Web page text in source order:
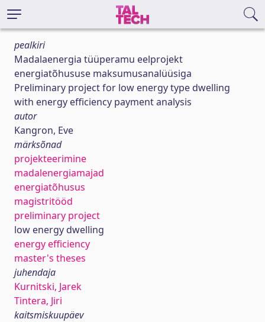
pealkiri
Madalaenergia tüüperamu eelprojekt
energiatõhususe maksumusanalüüsiga
Preliminary project for low energy type dwelling
with energy efficiency payment analysis
autor
Kangron, Eve
märksõnad
projekteerimine
madalenergiamajad
energiatõhusus
magistritööd
preliminary project
low energy dwelling
energy efficiency
master's theses
juhendaja
Kurnitski, Jarek
Tintera, Jiri
kaitsmiskuupäev